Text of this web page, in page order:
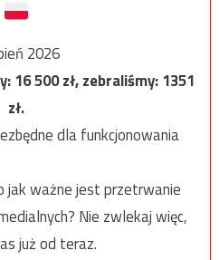
2026
16 500zł, zebraliśmy:1351
zł.
dla funkcjonowania
jak ważne jest przetrwanie
Nie zwlekaj więc,
już od teraz.